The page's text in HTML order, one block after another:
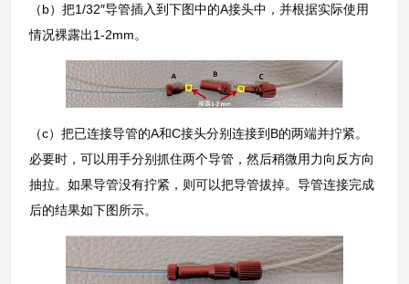
（b）把1/32″导管插入到下图中的A接头中，并根据实际使用
情况裸露出1-2mm。
（c）把已连接导管的A和C接头分别连接到B的两端并拧紧。
必要时，可以用手分别抓住两个导管，然后稍微用力向反方向
抽拉。如果导管没有拧紧，则可以把导管拔掉。导管连接完成
后的结果如下图所示。